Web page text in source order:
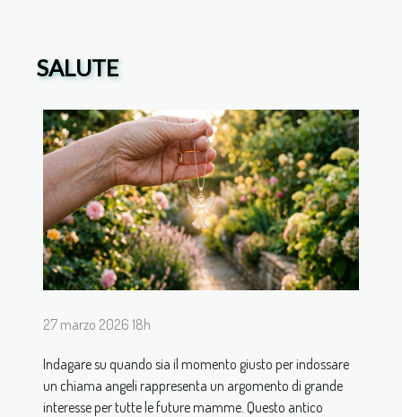
SALUTE
27 marzo 2026 18h
Indagare su quando sia il momento giusto per indossare
un chiama angeli rappresenta un argomento di grande
interesse per tutte le future mamme. Questo antico